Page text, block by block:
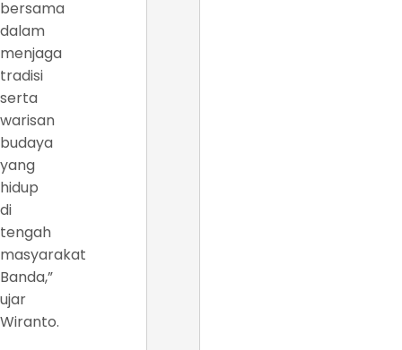
bersama
dalam
menjaga
tradisi
serta
warisan
budaya
yang
hidup
di
tengah
masyarakat
Banda,”
ujar
Wiranto.